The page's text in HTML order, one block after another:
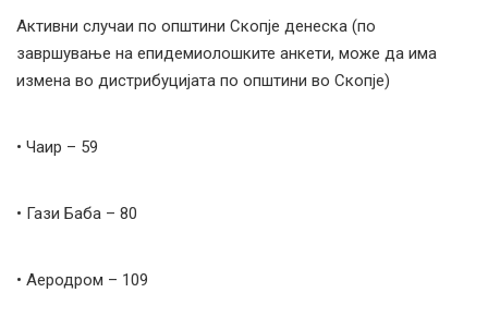
Активни случаи по општини Скопје денеска (по
завршување на епидемиолошките анкети, може да има
измена во дистрибуцијата по општини во Скопје)
• Чаир – 59
• Гази Баба – 80
• Аеродром – 109